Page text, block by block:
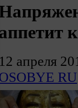
12 апреля
RU